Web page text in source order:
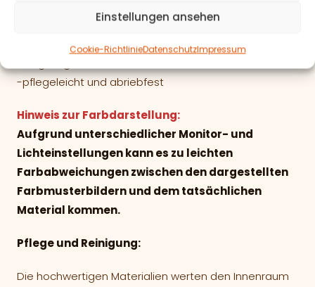
Einstellungen ansehen
Cookie-RichtlinieDatenschutzImpressum
Lichtechtheit
-geprüfteScheuerfestigkeit
-pflegeleicht und abriebfest
Hinweis zur Farbdarstellung:
Aufgrund unterschiedlicher Monitor- und
Lichteinstellungen kann es zu leichten
Farbabweichungen zwischen den dargestellten
Farbmusterbildern und dem tatsächlichen
Material kommen.
Pflege und Reinigung:
Die hochwertigen Materialien werten den Innenraum